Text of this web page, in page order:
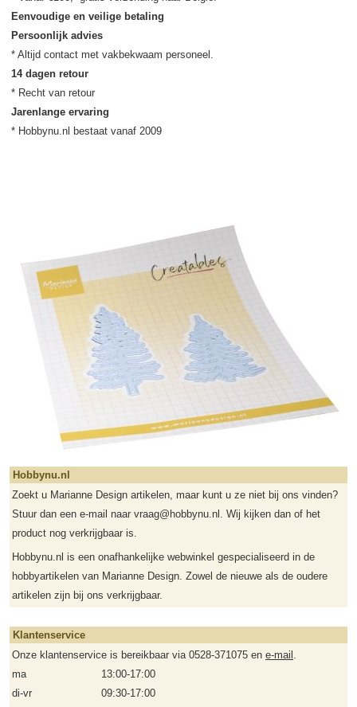
Eenvoudige en veilige betaling
Persoonlijk advies
14 dagen retour
Jarenlange ervaring
* Hobbynu.nl bestaat vanaf 2009
Hobbynu.nl
Zoekt u Marianne Design artikelen, maar kunt u ze niet bij ons vinden?
Stuur dan een e-mail naar vraag@hobbynu.nl. Wij kijken dan of het
product nog verkrijgbaar is.
Hobbynu.nl is een onafhankelijke webwinkel gespecialiseerd in de
hobbyartikelen van Marianne Design. Zowel de nieuwe als de oudere
artikelen zijn bij ons verkrijgbaar.
Klantenservice
Onze klantenservice is bereikbaar via 0528-371075 en e-mail .
ma
13:00-17:00
di-vr
09:30-17:00